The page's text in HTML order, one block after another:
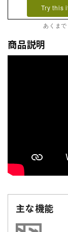
Try this
あくま
商品説明
主な機能